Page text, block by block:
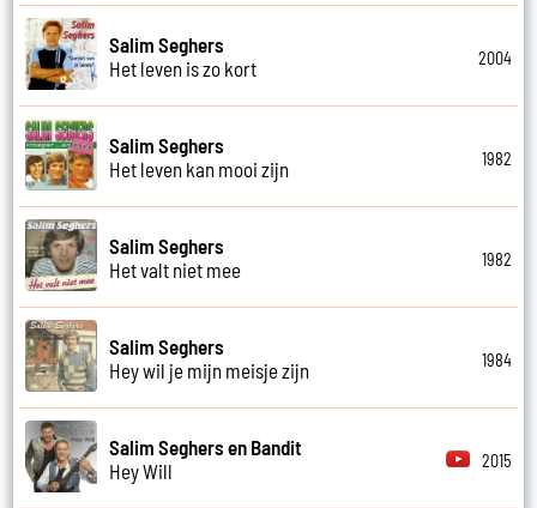
Salim Seghers
Het leven is zo kort
2004
Salim Seghers
Het leven kan mooi zijn
1982
Salim Seghers
Het valt niet mee
1982
Salim Seghers
Hey wil je mijn meisje zijn
1984
Salim Seghers en Bandit
Hey Will
2015